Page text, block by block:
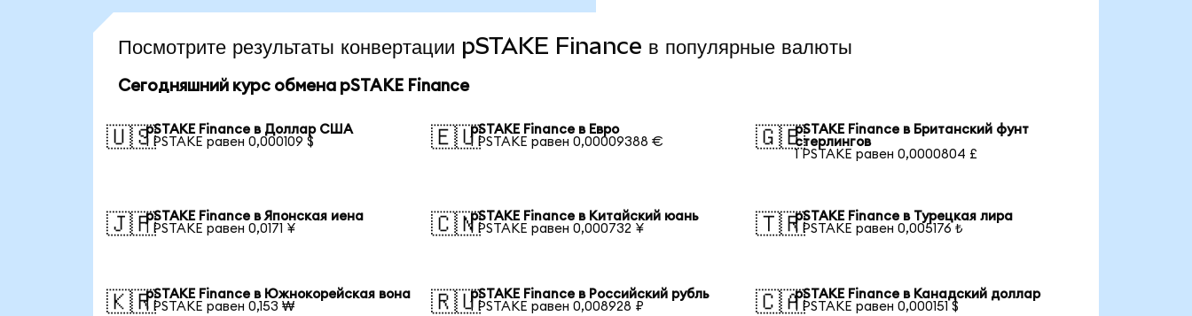
Посмотрите результаты конвертации pSTAKE Finance в популярные валюты
Сегодняшний курс обмена pSTAKE Finance
🇺🇸pSTAKE Finance в Доллар США
1 PSTAKE равен 0,000109 $
🇪🇺pSTAKE Finance в Евро
1 PSTAKE равен 0,00009388 €
🇬🇧pSTAKE Finance в Британский фунт
стерлингов
1 PSTAKE равен 0,0000804 £
🇯🇵pSTAKE Finance в Японская иена
1 PSTAKE равен 0,0171 ¥
🇨🇳pSTAKE Finance в Китайский юань
1 PSTAKE равен 0,000732 ¥
🇹🇷pSTAKE Finance в Турецкая лира
1 PSTAKE равен 0,005176 ₺
🇰🇷pSTAKE Finance в Южнокорейская вона
1 PSTAKE равен 0,153 ₩
🇷🇺pSTAKE Finance в Российский рубль
1 PSTAKE равен 0,008928 ₽
🇨🇦pSTAKE Finance в Канадский доллар
1 PSTAKE равен 0,000151 $